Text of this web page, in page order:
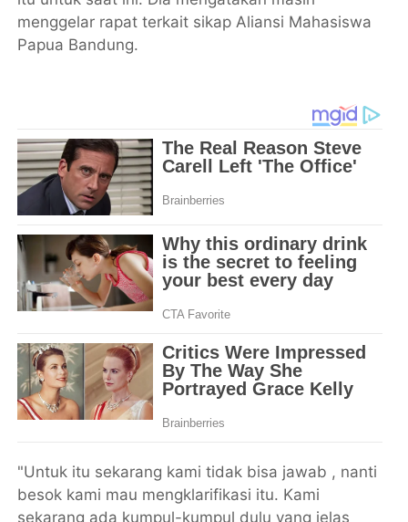
menggelar rapat terkait sikap Aliansi Mahasiswa
Papua Bandung.
"Untuk itu sekarang kami tidak bisa jawab , nanti
besok kami mau mengklarifikasi itu. Kami
sekarang ada kumpul-kumpul dulu yang jelas